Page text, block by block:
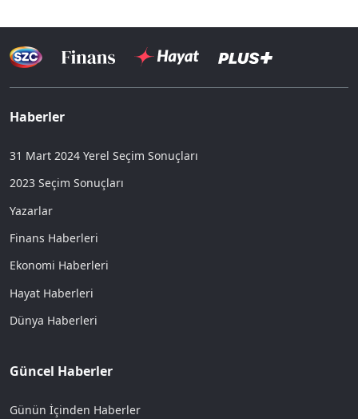
Haberler
31 Mart 2024 Yerel Seçim Sonuçları
2023 Seçim Sonuçları
Yazarlar
Finans Haberleri
Ekonomi Haberleri
Hayat Haberleri
Dünya Haberleri
Güncel Haberler
Günün İçinden Haberler